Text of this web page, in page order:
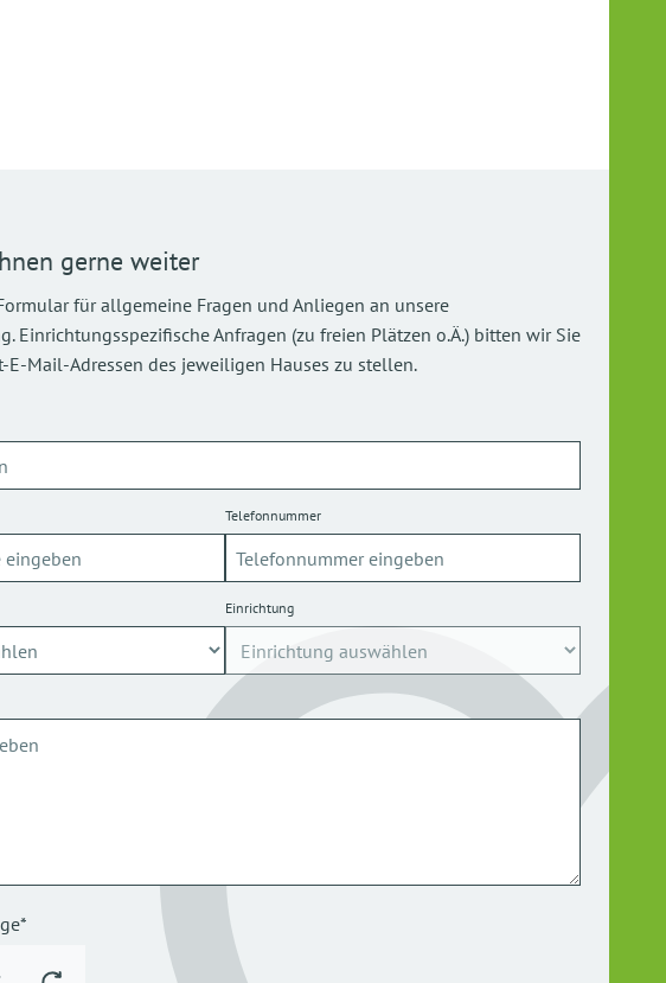
gerne weiter
für allgemeine Fragen und Anliegen an unsere
Einrichtungsspezifische Anfragen (zu freien Plätzen o.Ä.) bitten wir Sie
E-Mail-Adressen des jeweiligen Hauses zu stellen.
Telefonnummer
Einrichtung